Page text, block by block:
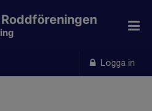
Logga in